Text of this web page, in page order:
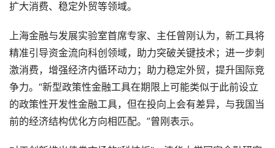
扩大消费、稳定外贸等领域。
上海金融与发展实验室首席专家、主任曾刚认为，新工具将
精准引导资金流向科创领域，助力突破关键技术；进一步刺
激消费，增强经济内循环动力；助力稳定外贸，提升国际竞
争力。“新型政策性金融工具在期限上可能类似于此前设立
的政策性开发性金融工具，但在投向上会有差异，与我国当
前的经济结构优化方向相匹配。”曾刚表示。